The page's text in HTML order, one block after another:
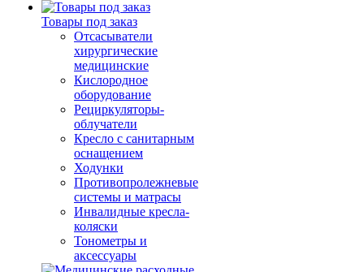
Товары под заказ
Отсасыватели
хирургические
медицинские
Кислородное
оборудование
Рециркуляторы-
облучатели
Кресло с санитарным
оснащением
Ходунки
Противопролежневые
системы и матрасы
Инвалидные кресла-
коляски
Тонометры и
аксессуары